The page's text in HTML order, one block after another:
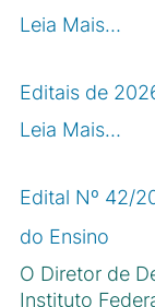
Leia Mais…
Editais de
Leia Mais…
Edital Nº 42/
do Ensino
O Diretor de
Instituto